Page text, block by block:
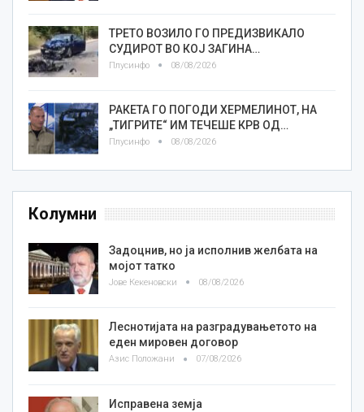
ТРЕТО ВОЗИЛО ГО ПРЕДИЗВИКАЛО
СУДИРОТ ВО КОЈ ЗАГИНА…
Плусинфо 08/08/2026
РАКЕТА ГО ПОГОДИ ХЕРМЕЛИНОТ, НА
„ТИГРИТЕ“ ИМ ТЕЧЕШЕ КРВ ОД…
Плусинфо 08/08/2026
Колумни
Задоцнив, но ја исполнив желбата на
мојот татко
Јове Кекеновски 08/08/2026
Леснотијата на разградувањетото на
еден мировен договор
Азис Положани 07/08/2026
Исправена земја